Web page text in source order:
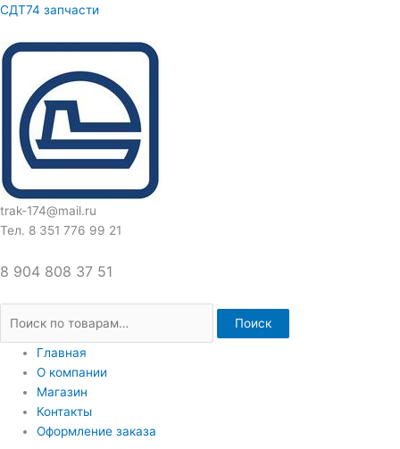
Перейти
содержимому
СДТ74 запчасти
trak-174@mail.ru
Тел. 8 351 776 99 21
8 904 808 37 51
Искать:
Поиск
Главная
О компании
Магазин
Контакты
Оформление заказа